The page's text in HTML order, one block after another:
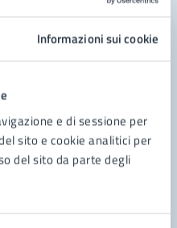
Informazioni sui cookie
e di sessione per
sito e cookie analitici per
del sito da parte degli